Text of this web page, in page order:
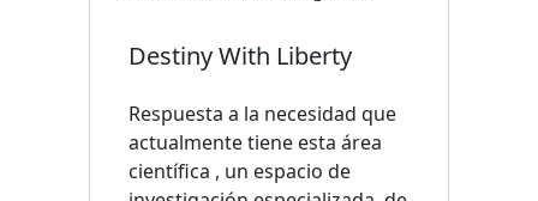
Destiny With Liberty
Respuesta a la necesidad que
actualmente tiene esta área
científica , un espacio de